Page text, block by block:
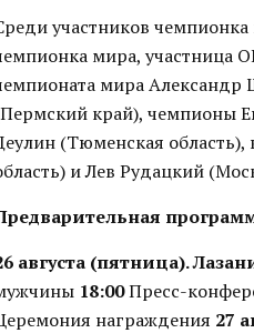
участников
мира, участница
мира
край), чемпионы
(Тюменская
и Лев Рудацкий
августа (пятница).
18:00Пресс-
награждения 27